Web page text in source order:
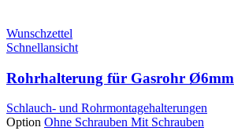
Wunschzettel
Schnellansicht
Rohrhalterung für Gasrohr Ø6mm
Schlauch- und Rohrmontagehalterungen
Option Ohne Schrauben Mit Schrauben